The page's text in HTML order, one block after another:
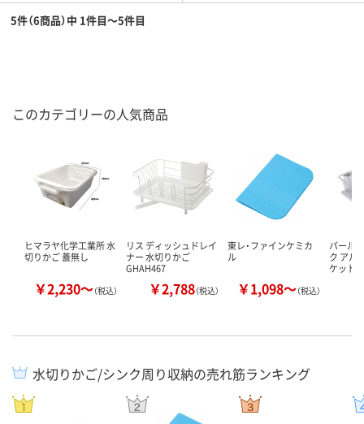
5件（6商品）中 1件目～5件目
このカテゴリーの人気商品
ヒマラヤ化学工業所 水
切りかご 蓋無し
￥2,230～（税込）
リス ディッシュドレイ
ナー 水切りかご
GHAH467
￥2,788（税込）
東レ・ファインケミカ
ル
￥1,098～（税込）
パール
ク アル
ケット
水切りかご/シンク周り収納の売れ筋ランキング